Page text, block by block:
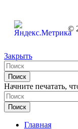
©
Закрыть
Поиск
Начните печатать,
Поиск
Главная